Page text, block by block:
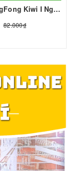
Siro DingFong Kiwi I Nguyên Liệu Pha Chế - Tobee Food
82.000₫